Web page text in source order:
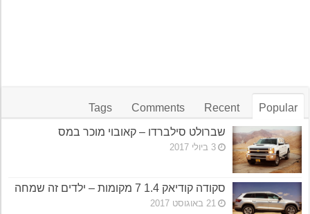
Popular
Recent
Comments
Tags
שברולט סילברדו – קאובוי מוכר במס
3 ביולי 2017
סקודה קודיאק 1.4 7 מקומות – ילדים זה שמחה
21 באוגוסט 2017